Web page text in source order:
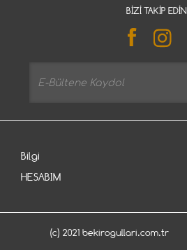
BIZI TAKIP EDIN
Bilgi
HESABIM
(c) 2021 bekirogullari.com.tr